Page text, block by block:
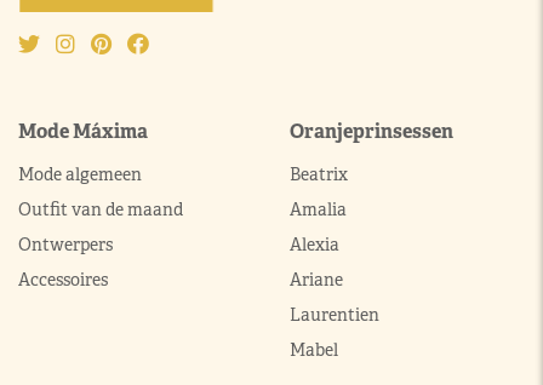
Mode Máxima
Mode algemeen
Outfit van de maand
Ontwerpers
Accessoires
Oranjeprinsessen
Beatrix
Amalia
Alexia
Ariane
Laurentien
Mabel